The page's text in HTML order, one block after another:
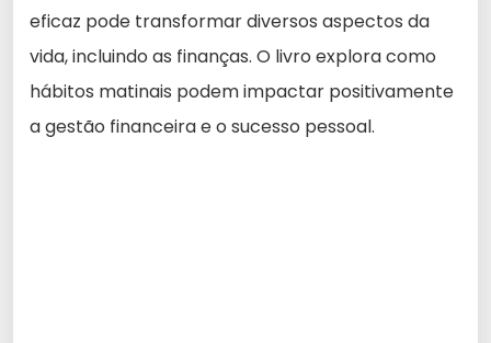
eficaz pode transformar diversos aspectos da
vida, incluindo as finanças. O livro explora como
hábitos matinais podem impactar positivamente
a gestão financeira e o sucesso pessoal.